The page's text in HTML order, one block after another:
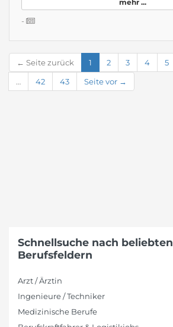
mehr ...
-
← Seite zurück 1 2 3 4 5
…
42 43 Seite vor →
Schnellsuche nach beliebten
Berufsfeldern
Arzt / Ärztin
Ingenieure / Techniker
Medizinische Berufe